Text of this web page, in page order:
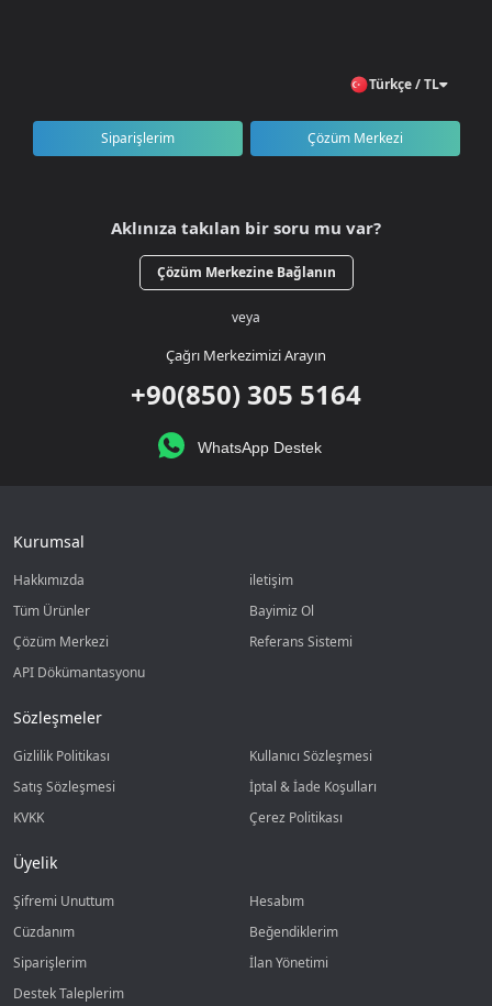
Türkçe / TL
Siparişlerim Çözüm Merkezi
Aklınıza takılan bir soru mu var?
Çözüm Merkezine Bağlanın
veya
Çağrı Merkezimizi Arayın
+90(850) 305 5164
WhatsApp Destek
Kurumsal
Hakkımızda
iletişim
Tüm Ürünler
Bayimiz Ol
Çözüm Merkezi
Referans Sistemi
API Dökümantasyonu
Sözleşmeler
Gizlilik Politikası
Kullanıcı Sözleşmesi
Satış Sözleşmesi
İptal & İade Koşulları
KVKK
Çerez Politikası
Üyelik
Şifremi Unuttum
Hesabım
Cüzdanım
Beğendiklerim
Siparişlerim
İlan Yönetimi
Destek Taleplerim